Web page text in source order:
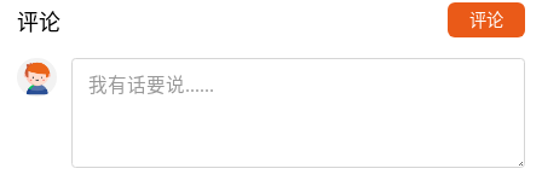
评论 评论